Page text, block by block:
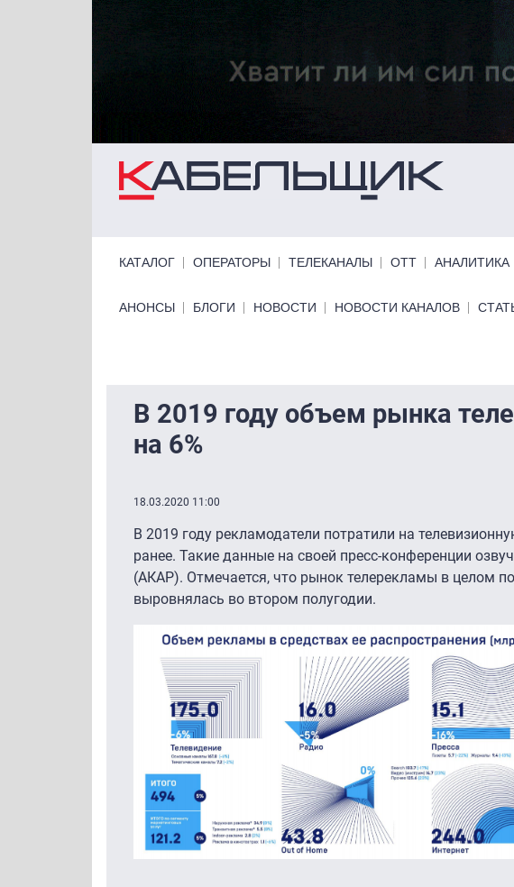
Перейти к основному содержанию
КАТАЛОГ ОПЕРАТОРЫ ТЕЛЕКАНАЛЫ ОТТ АНАЛИТИКА
Primary links bottom
АНОНСЫ БЛОГИ НОВОСТИ НОВОСТИ КАНАЛОВ
В 2019 году объем рынка
на 6%
18.03.2020 11:00
В 2019 году рекламодатели потратили на
ранее. Такие данные на своей пресс-конференции
(АКАР). Отмечается, что рынок телерекламы в целом
выровнялась во втором полугодии.